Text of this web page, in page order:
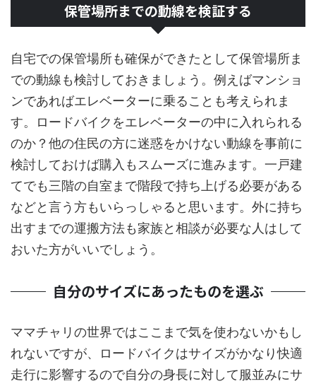
保管場所までの動線を検証する
自宅での保管場所も確保ができたとして保管場所ま
での動線も検討しておきましょう。例えばマンショ
ンであればエレベーターに乗ることも考えられま
す。ロードバイクをエレベーターの中に入れられる
のか？他の住民の方に迷惑をかけない動線を事前に
検討しておけば購入もスムーズに進みます。一戸建
てでも三階の自室まで階段で持ち上げる必要がある
などと言う方もいらっしゃると思います。外に持ち
出すまでの運搬方法も家族と相談が必要な人はして
おいた方がいいでしょう。
自分のサイズにあったものを選ぶ
ママチャリの世界ではここまで気を使わないかもし
れないですが、ロードバイクはサイズがかなり快適
走行に影響するので自分の身長に対して服並みにサ